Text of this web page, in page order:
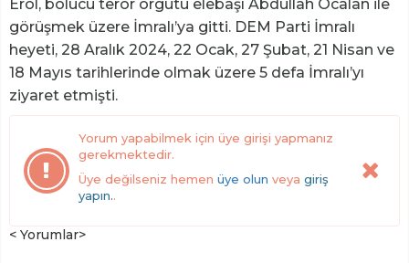
Erol, bölücü terör örgütü elebaşı Abdullah Öcalan ile
görüşmek üzere İmralı’ya gitti. DEM Parti İmralı
heyeti, 28 Aralık 2024, 22 Ocak, 27 Şubat, 21 Nisan ve
18 Mayıs tarihlerinde olmak üzere 5 defa İmralı’yı
ziyaret etmişti.
Yorum yapabilmek için üye girişi yapmanız
gerekmektedir.
Üye değilseniz hemen üye olun veya giriş
yapın..
< Yorumlar>